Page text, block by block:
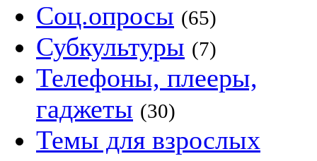
Соц.опросы (65)
Субкультуры (7)
Телефоны, плееры,
гаджеты (30)
Темы для взрослых